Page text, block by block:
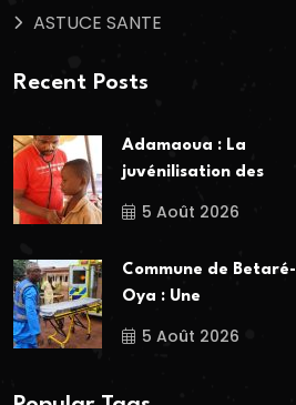
ASTUCE SANTE
Recent Posts
Adamaoua : La
juvénilisation des
5 Août 2026
Commune de Betaré-
Oya : Une
5 Août 2026